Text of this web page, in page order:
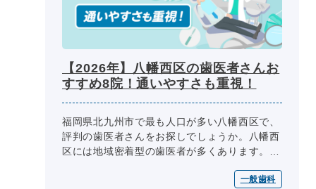
【2026年】八幡西区の歯医者さんお
すすめ8院！通いやすさも重視！
福岡県北九州市で最も人口が多い八幡西区で、
評判の歯医者さんをお探しでしょうか。八幡西
区には地域密着型の歯医者が多くあります。住
一般歯科